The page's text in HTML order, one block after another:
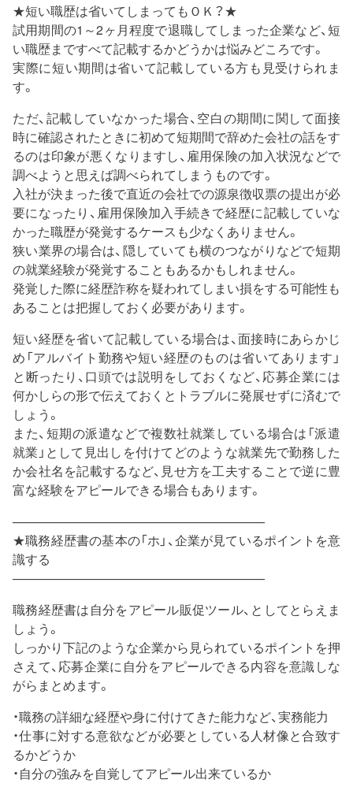
★短い職歴は省いてしまってもＯＫ？★
試用期間の1～2ヶ月程度で退職してしまった企業など、短
い職歴まですべて記載するかどうかは悩みどころです。
実際に短い期間は省いて記載している方も見受けられま
す。
ただ、記載していなかった場合、空白の期間に関して面接
時に確認されたときに初めて短期間で辞めた会社の話をす
るのは印象が悪くなりますし、雇用保険の加入状況などで
調べようと思えば調べられてしまうものです。
入社が決まった後で直近の会社での源泉徴収票の提出が必
要になったり、雇用保険加入手続きで経歴に記載していな
かった職歴が発覚するケースも少なくありません。
狭い業界の場合は、隠していても横のつながりなどで短期
の就業経験が発覚することもあるかもしれません。
発覚した際に経歴詐称を疑われてしまい損をする可能性も
あることは把握しておく必要があります。
短い経歴を省いて記載している場合は、面接時にあらかじ
め「アルバイト勤務や短い経歴のものは省いてあります」
と断ったり、口頭では説明をしておくなど、応募企業には
何かしらの形で伝えておくとトラブルに発展せずに済むで
しょう。
また、短期の派遣などで複数社就業している場合は「派遣
就業」として見出しを付けてどのような就業先で勤務した
か会社名を記載するなど、見せ方を工夫することで逆に豊
富な経験をアピールできる場合もあります。
————————————————————
★職務経歴書の基本の「ホ」、企業が見ているポイントを意
識する
————————————————————
職務経歴書は自分をアピール販促ツール、としてとらえま
しょう。
しっかり下記のような企業から見られているポイントを押
さえて、応募企業に自分をアピールできる内容を意識しな
がらまとめます。
・職務の詳細な経歴や身に付けてきた能力など、実務能力
・仕事に対する意欲などが必要としている人材像と合致す
るかどうか
・自分の強みを自覚してアピール出来ているか